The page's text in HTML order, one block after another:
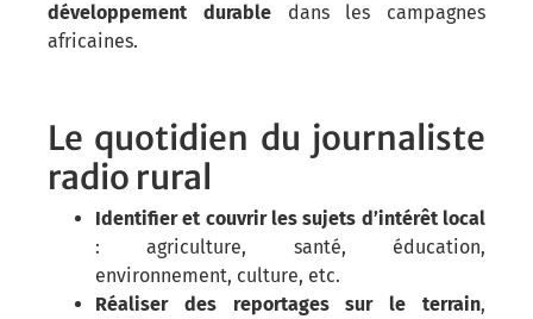
développement durabledans les campagnes
africaines.
Le quotidien du journaliste
radio rural
Identifier et couvrir les sujets d’intérêt local
: agriculture, santé, éducation,
environnement, culture, etc.
Réaliser des reportages sur le terrain,